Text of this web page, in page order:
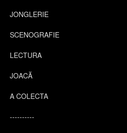
JONGLERIE
SCENOGRAFIE
LECTURA
JOACĂ
A COLECTA
----------